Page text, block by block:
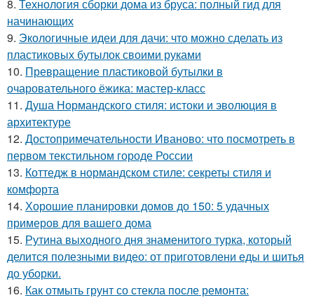
8. Технология сборки дома из бруса: полный гид для
начинающих
9. Экологичные идеи для дачи: что можно сделать из
пластиковых бутылок своими руками
10. Превращение пластиковой бутылки в
очаровательного ёжика: мастер-класс
11. Душа Нормандского стиля: истоки и эволюция в
архитектуре
12. Достопримечательности Иваново: что посмотреть в
первом текстильном городе России
13. Коттедж в нормандском стиле: секреты стиля и
комфорта
14. Хорошие планировки домов до 150: 5 удачных
примеров для вашего дома
15. Рутина выходного дня знаменитого турка, который
делится полезными видео: от приготовлени еды и шитья
до уборки.
16. Как отмыть грунт со стекла после ремонта: